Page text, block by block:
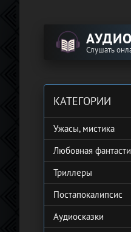
Слушать
КАТЕГОРИИ
Ужасы, мистика
Любовная
Триллеры
Постапокалипсис
Аудиосказки